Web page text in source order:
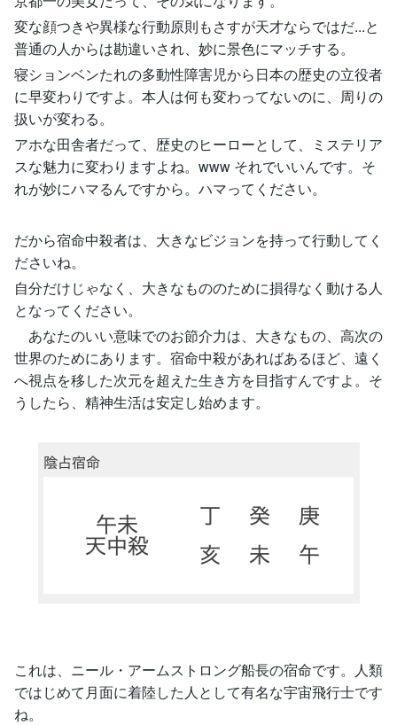
変な顔つきや異様な行動原則もさすが天才ならではだ...と
普通の人からは勘違いされ、妙に景色にマッチする。
寝ションベンたれの多動性障害児から日本の歴史の立役者
に早変わりですよ。本人は何も変わってないのに、周りの
扱いが変わる。
アホな田舎者だって、歴史のヒーローとして、ミステリア
スな魅力に変わりますよね。www それでいいんです。そ
れが妙にハマるんですから。ハマってください。
だから宿命中殺者は、大きなビジョンを持って行動してく
ださいね。
自分だけじゃなく、大きなもののために損得なく動ける人
となってください。
あなたのいい意味でのお節介力は、大きなもの、高次の
世界のためにあります。宿命中殺があればあるほど、遠く
へ視点を移した次元を超えた生き方を目指すんですよ。そ
うしたら、精神生活は安定し始めます。
これは、ニール・アームストロング船長の宿命です。人類
ではじめて月面に着陸した人として有名な宇宙飛行士です
ね。